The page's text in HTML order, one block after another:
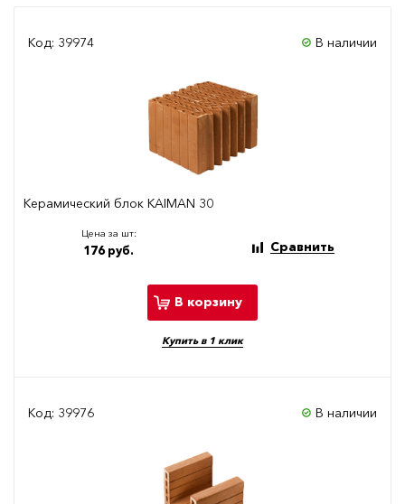
Код: 39974 В наличии
Керамический блок KAIMAN 30
Цена за шт:
176 руб. Сравнить
В корзину
Купить в 1 клик
Код: 39976 В наличии